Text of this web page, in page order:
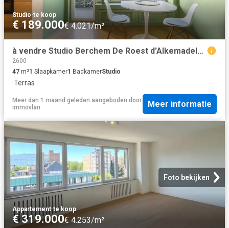
Studio·te koop
€ 189.000€ 4.021/m²
à vendre Studio Berchem De Roest d'Alkemadelaan
2600
47 m²1 Slaapkamer1 BadkamerStudio
·Terras
Meer dan 1 maand geleden aangeboden door
immovlan
Meer informatie
Foto bekijken
Appartement·te koop
€ 319.000€ 4.253/m²